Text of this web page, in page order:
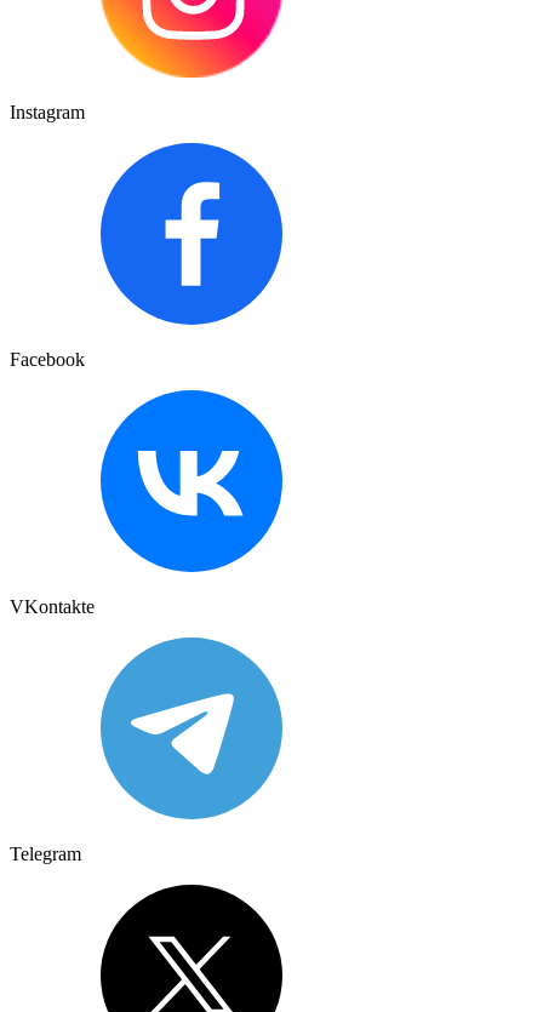
Instagram
Facebook
VKontakte
Telegram